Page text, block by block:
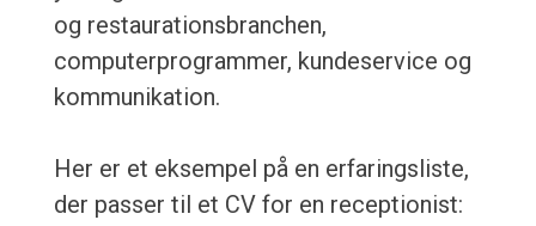
og restaurationsbranchen,
computerprogrammer, kundeservice og
kommunikation.
Her er et eksempel på en erfaringsliste,
der passer til et CV for en receptionist: